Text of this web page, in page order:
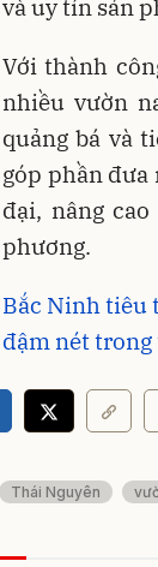
và uy tín sản
Với thành
nhiều vườn
quảng bá và
góp phần
đại, nâng
phương.
Bắc Ninh tiêu
đậm nét
Thái Nguyên